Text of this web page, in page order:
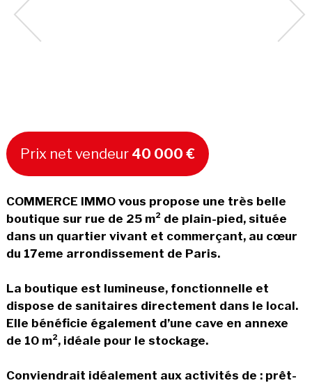
Prix net vendeur 40 000 €
COMMERCE IMMO vous propose une très belle
boutique sur rue de 25 m² de plain-pied, située
dans un quartier vivant et commerçant, au cœur
du 17eme arrondissement de Paris.
La boutique est lumineuse, fonctionnelle et
dispose de sanitaires directement dans le local.
Elle bénéficie également d’une cave en annexe
de 10 m², idéale pour le stockage.
Conviendrait idéalement aux activités de : prêt-